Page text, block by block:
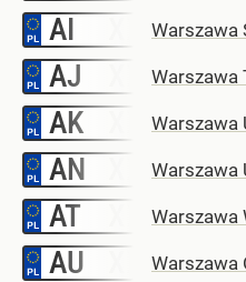
AI Warszawa
AJ Warszawa
AK Warszawa
AN Warszawa
AT Warszawa
AU Warszawa